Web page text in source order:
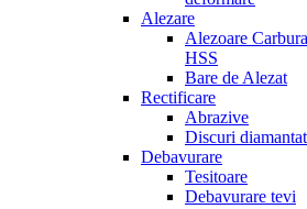
Alezare
Alezoare
HSS
Bare de Alezat
Rectificare
Abrazive
Discuri
Debavurare
Tesitoare
Debavurare tevi